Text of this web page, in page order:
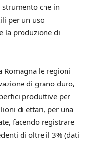
che in
per un uso
la produzione di
Romagna le regioni
di grano duro,
produttive per
di ettari, per una
facendo registrare
di oltre il 3% (dati